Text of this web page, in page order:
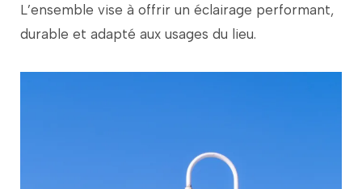
L’ensemble vise à offrir un éclairage performant,
durable et adapté aux usages du lieu.